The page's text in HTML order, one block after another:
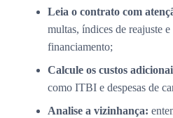
Leia o contrato com
multas, índices de reajuste
financiamento;
Calcule os custos
como ITBI e despesas de
Analise a vizinhança: